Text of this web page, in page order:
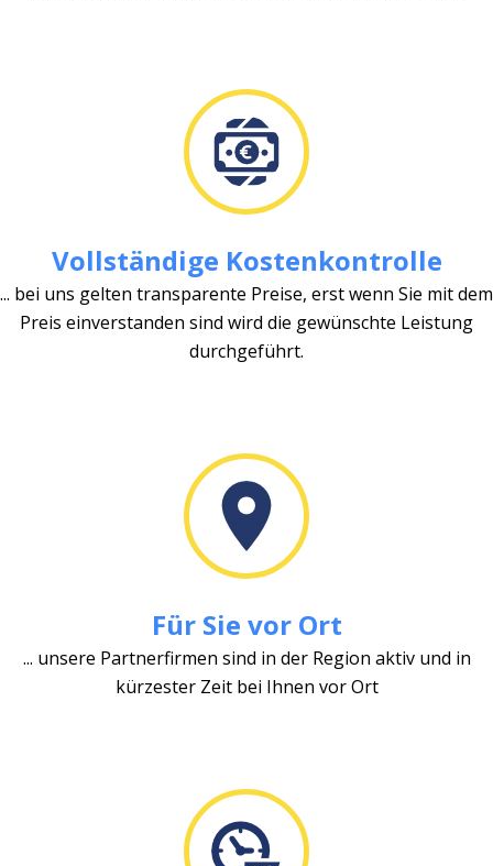
Vollständige Kostenkontrolle
... bei uns gelten transparente Preise, erst wenn Sie mit dem
Preis einverstanden sind wird die gewünschte Leistung
durchgeführt.
Für Sie vor Ort
... unsere Partnerfirmen sind in der Region aktiv und in
kürzester Zeit bei Ihnen vor Ort